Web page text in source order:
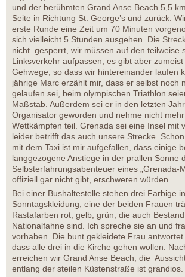
und der berühmten Grand Anse Beach 5,5
Seite in Richtung St. George’s und zurück.
erste Runde eine Zeit um 70 Minuten
sich vielleicht 5 Stunden ausgehen. Die
nicht gesperrt, wir müssen auf den teilweise
Linksverkehr aufpassen, es gibt aber zumeist
Gehwege, so dass wir hintereinander laufen
jährige Marc erzählt mir, dass er selbst noch
gelaufen sei, beim olympischen Triathlon
Maßstab. Außerdem sei er in den letzten
Organisator geworden und nehme nicht
Wettkämpfen teil. Grenada sei eine Insel mit
leider betrifft das auch unsere Strecke.
mit dem Taxi ist mir aufgefallen, dass einige
langgezogene Anstiege in der prallen Sonne
Selbsterfahrungsabenteuer eines „Grenada-
offiziell gar nicht gibt, erschweren würden.
Bei einer Bushaltestelle stehen drei Farbige in
Sonntagskleidung, eine der beiden Frauen
Rastafarben rot, gelb, grün, die auch
Nationalfahne sind. Ich spreche sie an und
vorhaben. Die bunt gekleidete Frau
dass alle drei in die Kirche gehen wollen.
erreichen wir Grand Anse Beach, die
entlang der steilen Küstenstraße ist grandios.